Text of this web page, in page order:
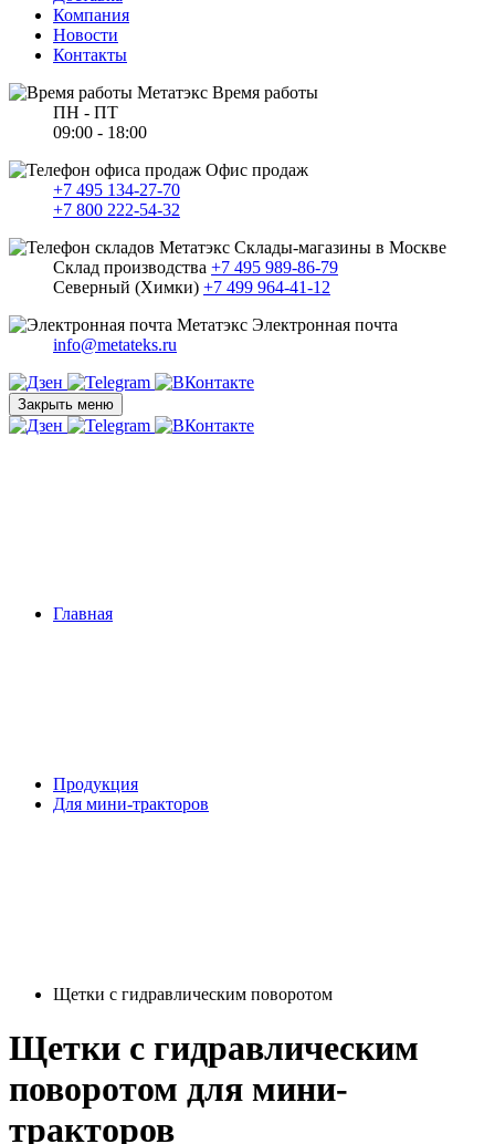
Компания
Новости
Контакты
Время работы
ПН - ПТ
09:00 - 18:00
Офис продаж
+7 495 134-27-70
+7 800 222-54-32
Склады-магазины в Москве
Склад производства +7 495 989-86-79
Северный (Химки) +7 499 964-41-12
Электронная почта
info@metateks.ru
Закрыть меню
Главная
Продукция
Для мини-тракторов
Щетки с гидравлическим поворотом
Щетки с гидравлическим
поворотом для мини-
тракторов